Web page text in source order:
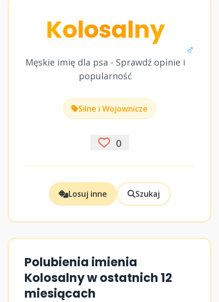
Kolosalny
Męskie imię dla psa - Sprawdź opinie i
popularność
♂
Silne i Wojownicze
0
Losuj inne Szukaj
Polubienia imienia
Kolosalny w ostatnich 12
miesiącach